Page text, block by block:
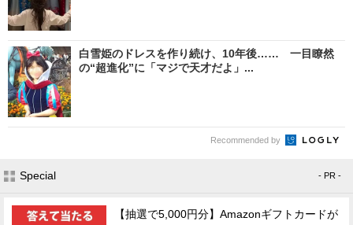
白雪姫のドレスを作り続け、10年後…… 一目瞭然
の“超進化”に「マジで天才だよ」...
Recommended by
Special - PR -
【抽選で5,000円分】Amazonギフトカードが